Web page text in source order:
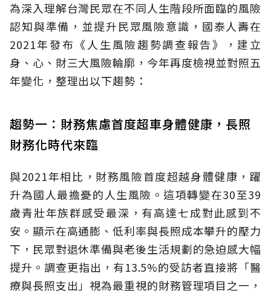
為深入理解台灣民眾在不同人生階段所面臨的風險
認知與準備，並提升民眾風險意識，國泰人壽在
2021年發布《人生風險趨勢調查報告》，建立
身、心、財三大風險輪廓，今年再度檢視並對照五
年變化，整理出以下趨勢：
趨勢一：財務焦慮首度超車身體健康，長照
財務化時代來臨
與2021年相比，財務風險首度超越身體健康，躍
升為國人最擔憂的人生風險。這項轉變在30至39
歲青壯年族群感受最深，有高達七成對此感到不
安。顯示在高通膨、低利率與長照成本攀升的壓力
下，民眾對退休準備與老後生活規劃的急迫感大幅
提升。調查更指出，有13.5%的受訪者直接將「醫
療與長照支出」視為最重視的財務管理項目之一，